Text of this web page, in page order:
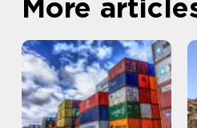
More